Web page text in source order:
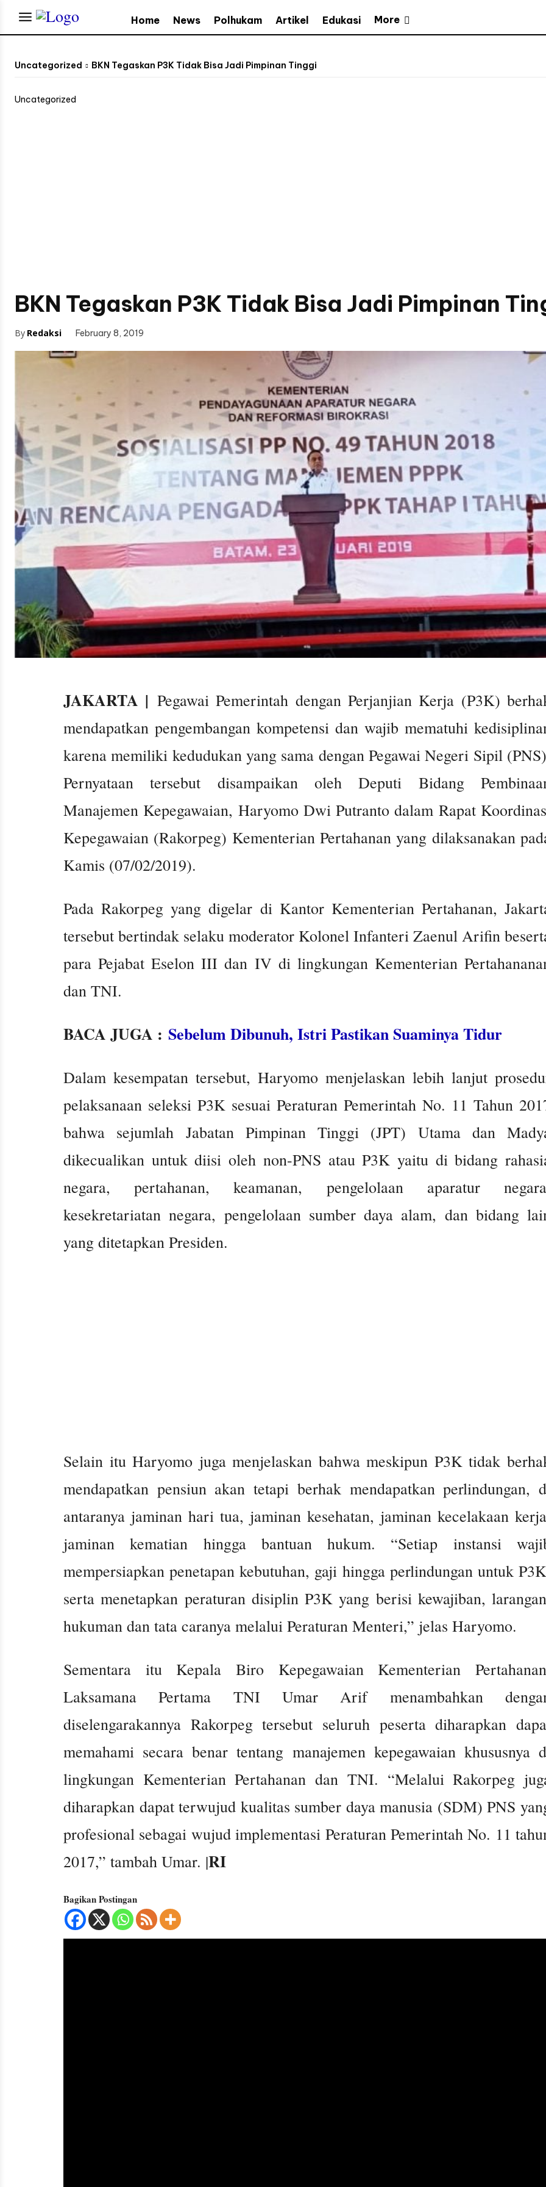
Home News Polhukam Artikel Edukasi More
Uncategorized BKN Tegaskan P3K Tidak Bisa Jadi Pimpinan Tinggi
Uncategorized
BKN Tegaskan P3K Tidak Bisa Jadi Pimpinan
By Redaksi February 8, 2019
JAKARTA | Pegawai Pemerintah dengan Perjanjian Kerja (P3K)
mendapatkan pengembangan kompetensi dan wajib mematuhi
karena memiliki kedudukan yang sama dengan Pegawai Negeri Sipil
Pernyataan tersebut disampaikan oleh Deputi Bidang
Manajemen Kepegawaian, Haryomo Dwi Putranto dalam Rapat
Kepegawaian (Rakorpeg) Kementerian Pertahanan yang dilaksanakan
Kamis (07/02/2019).
Pada Rakorpeg yang digelar di Kantor Kementerian Pertahanan,
tersebut bertindak selaku moderator Kolonel Infanteri Zaenul Arifin
para Pejabat Eselon III dan IV di lingkungan Kementerian
dan TNI.
BACA JUGA : Sebelum Dibunuh, Istri Pastikan Suaminya Tidur
Dalam kesempatan tersebut, Haryomo menjelaskan lebih lanjut
pelaksanaan seleksi P3K sesuai Peraturan Pemerintah No. 11 Tahun
bahwa sejumlah Jabatan Pimpinan Tinggi (JPT) Utama dan
dikecualikan untuk diisi oleh non-PNS atau P3K yaitu di bidang
negara, pertahanan, keamanan, pengelolaan aparatur
kesekretariatan negara, pengelolaan sumber daya alam, dan bidang
yang ditetapkan Presiden.
Selain itu Haryomo juga menjelaskan bahwa meskipun P3K tidak
mendapatkan pensiun akan tetapi berhak mendapatkan perlindungan,
antaranya jaminan hari tua, jaminan kesehatan, jaminan kecelakaan
jaminan kematian hingga bantuan hukum. “Setiap instansi
mempersiapkan penetapan kebutuhan, gaji hingga perlindungan untuk
serta menetapkan peraturan disiplin P3K yang berisi kewajiban,
hukuman dan tata caranya melalui Peraturan Menteri,” jelas Haryomo.
Sementara itu Kepala Biro Kepegawaian Kementerian
Laksamana Pertama TNI Umar Arif menambahkan
diselengarakannya Rakorpeg tersebut seluruh peserta diharapkan
memahami secara benar tentang manajemen kepegawaian khususnya
lingkungan Kementerian Pertahanan dan TNI. “Melalui Rakorpeg
diharapkan dapat terwujud kualitas sumber daya manusia (SDM) PNS
profesional sebagai wujud implementasi Peraturan Pemerintah No. 11
2017,” tambah Umar. |RI
Bagikan Postingan